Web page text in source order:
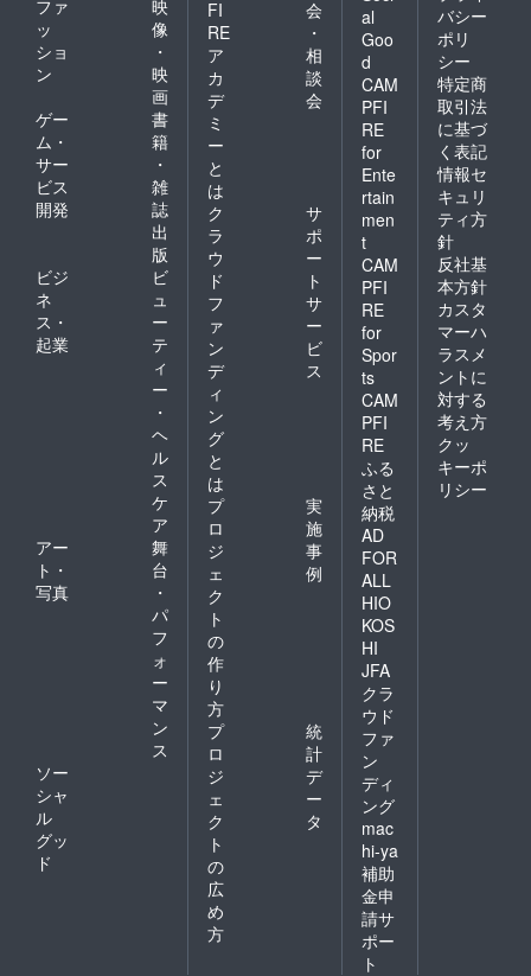
ファ
ッ
ショ
ン
映
像
・
映
画
ゲー
ム・
サー
ビス
開発
書
籍
・
雑
誌
出
版
ビジ
ネ
ス・
起業
ビ
ュ
ー
テ
ィ
ー
・
ヘ
ル
ス
ケ
ア
アー
ト・
写真
舞
台
・
パ
フ
ォ
ー
マ
ン
ス
ソー
シャ
ル
グッ
ド
FI
RE
ア
カ
デ
ミ
ー
と
は
会
・
相
談
会
ク
ラ
ウ
ド
フ
ァ
ン
デ
ィ
ン
グ
と
は
サ
ポ
ー
ト
サ
ー
ビ
ス
プ
ロ
ジ
ェ
ク
ト
の
作
り
方
実
施
事
例
プ
ロ
ジ
ェ
ク
ト
の
広
め
方
統
計
デ
ー
タ
al
Goo
d
CAM
PFI
RE
for
Ente
rtain
men
t
CAM
PFI
RE
for
Spor
ts
CAM
PFI
RE
ふる
さと
納税
AD
FOR
ALL
HIO
KOS
HI
JFA
クラ
ウド
ファ
ン
ディ
ング
mac
hi-ya
補助
金申
請サ
ポー
ト
バシー
ポリ
シー
特定商
取引法
に基づ
く表記
情報セ
キュリ
ティ方
針
反社基
本方針
カスタ
マーハ
ラスメ
ントに
対する
考え方
クッ
キーポ
リシー